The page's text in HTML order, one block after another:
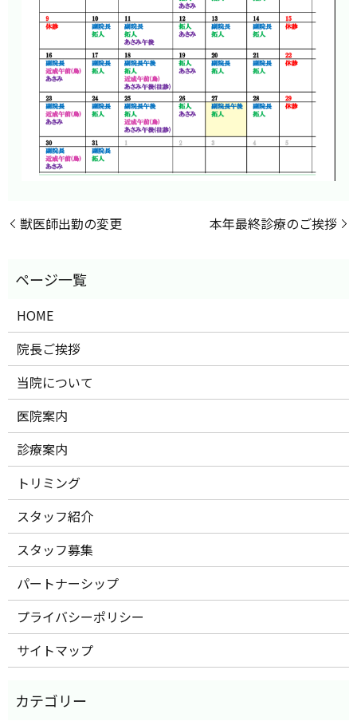
獣医師出勤の変更 本年最終診療のご挨拶
HOME
院長ご挨拶
当院について
医院案内
診療案内
トリミング
スタッフ紹介
スタッフ募集
パートナーシップ
プライバシーポリシー
サイトマップ